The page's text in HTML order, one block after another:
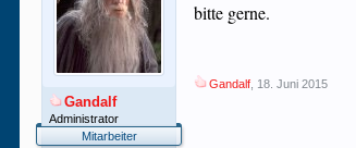
Gandalf
Administrator
Mitarbeiter
bitte gerne.
Gandalf 18. Juni 2015